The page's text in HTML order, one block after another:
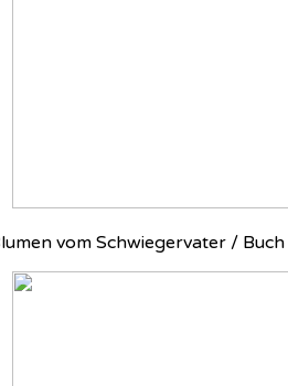
vom Schwiegervater /